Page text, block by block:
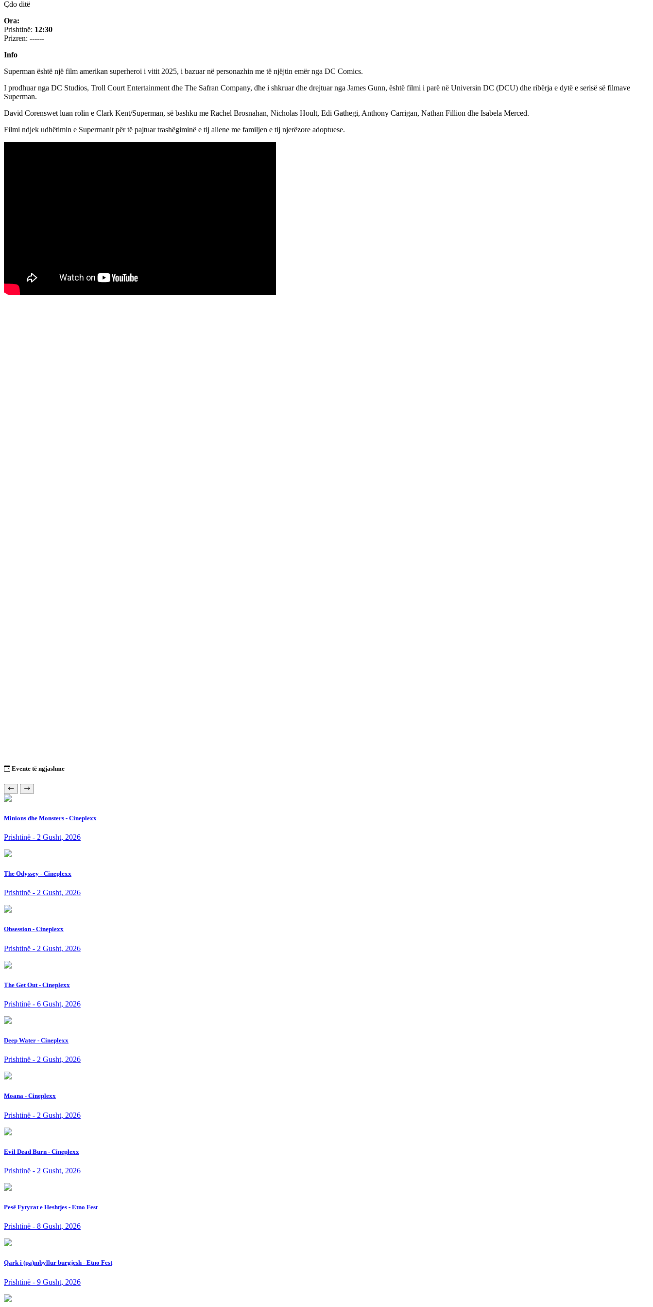
Çdo ditë
Ora:
Prishtinë: 12:30
Prizren: ------
Info
Superman është një film amerikan superheroi i vitit 2025, i bazuar në personazhin me të njëjtin emër nga DC Comics.
I prodhuar nga DC Studios, Troll Court Entertainment dhe The Safran Company, dhe i shkruar dhe drejtuar nga James Gunn, është filmi i parë në Universin DC (DCU) dhe ribërja e dytë e serisë së filmave
Superman.
David Corenswet luan rolin e Clark Kent/Superman, së bashku me Rachel Brosnahan, Nicholas Hoult, Edi Gathegi, Anthony Carrigan, Nathan Fillion dhe Isabela Merced.
Filmi ndjek udhëtimin e Supermanit për të pajtuar trashëgiminë e tij aliene me familjen e tij njerëzore adoptuese.
Evente të ngjashme
Minions dhe Monsters - Cineplexx
Prishtinë - 2 Gusht, 2026
The Odyssey - Cineplexx
Prishtinë - 2 Gusht, 2026
Obsession - Cineplexx
Prishtinë - 2 Gusht, 2026
The Get Out - Cineplexx
Prishtinë - 6 Gusht, 2026
Deep Water - Cineplexx
Prishtinë - 2 Gusht, 2026
Moana - Cineplexx
Prishtinë - 2 Gusht, 2026
Evil Dead Burn - Cineplexx
Prishtinë - 2 Gusht, 2026
Pesë Fytyrat e Heshtjes - Etno Fest
Prishtinë - 8 Gusht, 2026
Qark i (pa)mbyllur burgjesh - Etno Fest
Prishtinë - 9 Gusht, 2026